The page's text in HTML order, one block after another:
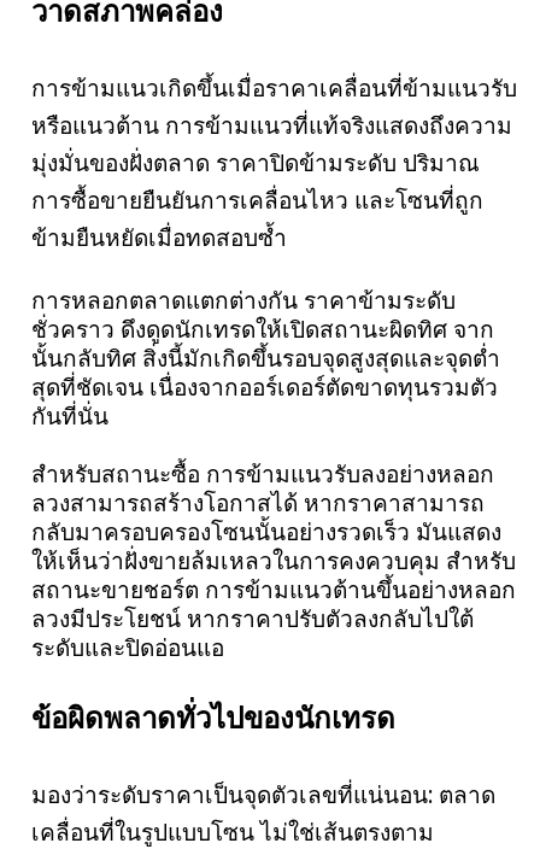
วาดสภาพคล่อง
การข้ามแนวเกิดขึ้นเมื่อราคาเคลื่อนที่ข้ามแนวรับ
หรือแนวต้าน การข้ามแนวที่แท้จริงแสดงถึงความ
มุ่งมั่นของฝั่งตลาด ราคาปิดข้ามระดับ ปริมาณ
การซื้อขายยืนยันการเคลื่อนไหว และโซนที่ถูก
ข้ามยืนหยัดเมื่อทดสอบซ้ำ
การหลอกตลาดแตกต่างกัน ราคาข้ามระดับ
ชั่วคราว ดึงดูดนักเทรดให้เปิดสถานะผิดทิศ จาก
นั้นกลับทิศ สิ่งนี้มักเกิดขึ้นรอบจุดสูงสุดและจุดต่ำ
สุดที่ชัดเจน เนื่องจากออร์เดอร์ตัดขาดทุนรวมตัว
กันที่นั่น
สำหรับสถานะซื้อ การข้ามแนวรับลงอย่างหลอก
ลวงสามารถสร้างโอกาสได้ หากราคาสามารถ
กลับมาครอบครองโซนนั้นอย่างรวดเร็ว มันแสดง
ให้เห็นว่าฝั่งขายล้มเหลวในการคงควบคุม สำหรับ
สถานะขายชอร์ต การข้ามแนวต้านขึ้นอย่างหลอก
ลวงมีประโยชน์ หากราคาปรับตัวลงกลับไปใต้
ระดับและปิดอ่อนแอ
ข้อผิดพลาดทั่วไปของนักเทรด
มองว่าระดับราคาเป็นจุดตัวเลขที่แน่นอน: ตลาด
เคลื่อนที่ในรูปแบบโซน ไม่ใช่เส้นตรงตาม